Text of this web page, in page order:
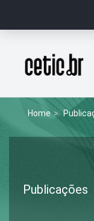
Página inicial
Home
Publicações